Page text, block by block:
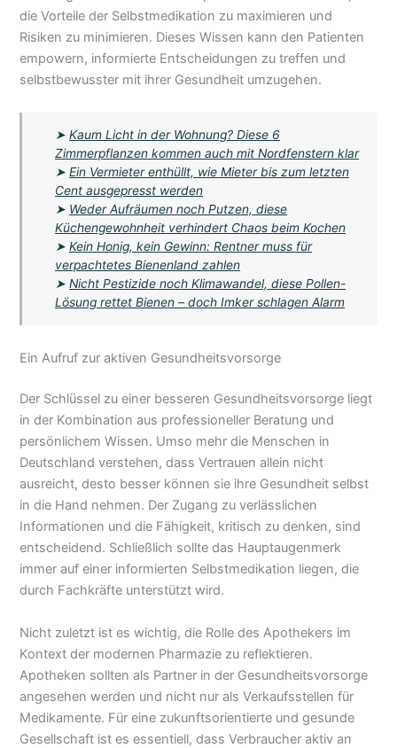
die Vorteile der Selbstmedikation zu maximieren und
Risiken zu minimieren. Dieses Wissen kann den Patienten
empowern, informierte Entscheidungen zu treffen und
selbstbewusster mit ihrer Gesundheit umzugehen.
➤Kaum Licht in der Wohnung? Diese 6
Zimmerpflanzen kommen auch mit Nordfenstern klar
➤Ein Vermieter enthüllt, wie Mieter bis zum letzten
Cent ausgepresst werden
➤ Weder Aufräumen noch Putzen, diese
Küchengewohnheit verhindert Chaos beim Kochen
➤Kein Honig, kein Gewinn: Rentner muss für
verpachtetes Bienenland zahlen
➤Nicht Pestizide noch Klimawandel, diese Pollen-
Lösung rettet Bienen – doch Imker schlagen Alarm
Ein Aufruf zur aktiven Gesundheitsvorsorge
Der Schlüssel zu einer besseren Gesundheitsvorsorge liegt
in der Kombination aus professioneller Beratung und
persönlichem Wissen. Umso mehr die Menschen in
Deutschland verstehen, dass Vertrauen allein nicht
ausreicht, desto besser können sie ihre Gesundheit selbst
in die Hand nehmen. Der Zugang zu verlässlichen
Informationen und die Fähigkeit, kritisch zu denken, sind
entscheidend. Schließlich sollte das Hauptaugenmerk
immer auf einer informierten Selbstmedikation liegen, die
durch Fachkräfte unterstützt wird.
Nicht zuletzt ist es wichtig, die Rolle des Apothekers im
Kontext der modernen Pharmazie zu reflektieren.
Apotheken sollten als Partner in der Gesundheitsvorsorge
angesehen werden und nicht nur als Verkaufsstellen für
Medikamente. Für eine zukunftsorientierte und gesunde
Gesellschaft ist es essentiell, dass Verbraucher aktiv an